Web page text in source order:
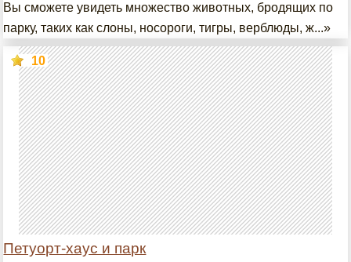
Вы сможете увидеть множество животных, бродящих по
парку, таких как слоны, носороги, тигры, верблюды, ж...»
Петуорт-хаус и парк
10